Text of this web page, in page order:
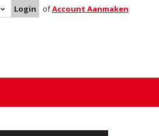
Login ofAccount Aanmaken